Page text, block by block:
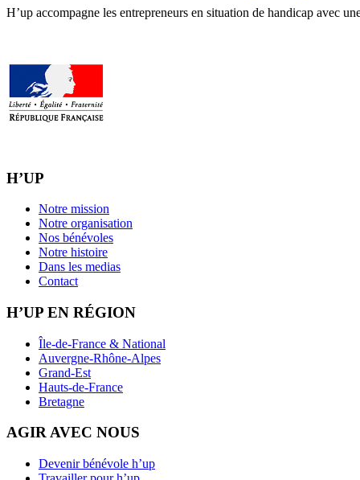
H’up accompagne​​ les entrepreneurs en situation de handicap avec
H’UP
Notre mission
Notre organisation
Nos bénévoles
Notre histoire
Dans les medias
Contact
H’UP EN RÉGION
Île-de-France & National
Auvergne-Rhône-Alpes
Grand-Est
Hauts-de-France
Bretagne
AGIR AVEC NOUS
Devenir bénévole h’up